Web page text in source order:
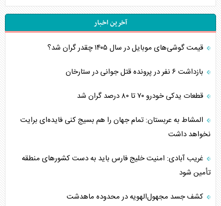
آخرین اخبار
قیمت گوشی‌های موبایل در سال ۱۴۰۵ چقدر گران شد؟
بازداشت ۶ نفر در پرونده قتل جوانی در ستارخان
قطعات یدکی خودرو ۷۰ تا ۸۰ درصد گران شد
المشاط به عربستان: تمام جهان را هم بسیج کنی فایده‌ای برایت
نخواهد داشت
غریب آبادی: امنیت خلیج فارس باید به دست کشورهای منطقه
تأمین شود
کشف جسد مجهول‌الهویه در محدوده ماهدشت